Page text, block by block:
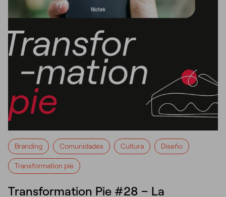
Branding Comunidades Cultura Diseño
Transformation pie
Transformation Pie #28 – La